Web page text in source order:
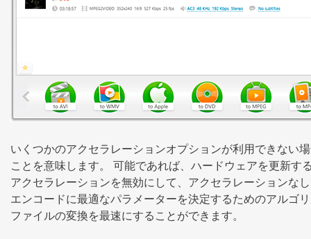
いくつかのアクセラレーションオプションが利用できない
ことを意味します。 可能であれば、ハードウェアを更新
アクセラレーションを無効にして、アクセラレーションな
エンコードに最適なパラメーターを決定するためのアルゴ
ファイルの変換を最速にすることができます。